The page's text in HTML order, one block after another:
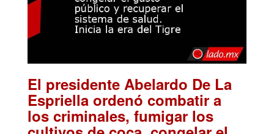
El presidente Abelardo De La
Espriella ordenó combatir a
los criminales, fumigar los